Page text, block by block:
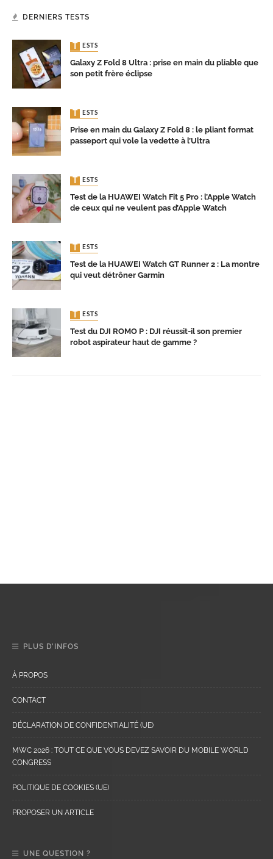
DERNIERS TESTS
TESTS
Galaxy Z Fold 8 Ultra : prise en main du pliable que
son petit frère éclipse
TESTS
Prise en main du Galaxy Z Fold 8 : le pliant format
passeport qui vole la vedette à l’Ultra
TESTS
Test de la HUAWEI Watch Fit 5 Pro : l’Apple Watch
de ceux qui ne veulent pas d’Apple Watch
TESTS
Test de la HUAWEI Watch GT Runner 2 : La montre
qui veut détrôner Garmin
TESTS
Test du DJI ROMO P : DJI réussit-il son premier
robot aspirateur haut de gamme ?
PLUS D’INFOS
À PROPOS
CONTACT
DÉCLARATION DE CONFIDENTIALITÉ (UE)
MWC 2026 : TOUT CE QUE VOUS DEVEZ SAVOIR DU MOBILE WORLD
CONGRESS
POLITIQUE DE COOKIES (UE)
PROPOSER UN ARTICLE
UNE QUESTION ?